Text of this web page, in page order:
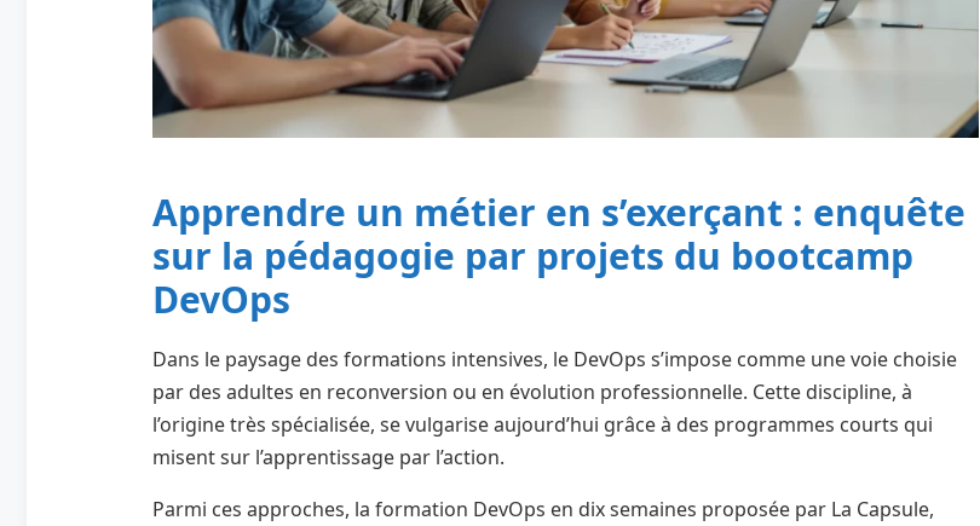
Apprendre un métier en s’exerçant : enquête
sur la pédagogie par projets du bootcamp
DevOps
Dans le paysage des formations intensives, le DevOps s’impose comme une voie choisie
par des adultes en reconversion ou en évolution professionnelle. Cette discipline, à
l’origine très spécialisée, se vulgarise aujourd’hui grâce à des programmes courts qui
misent sur l’apprentissage par l’action.
Parmi ces approches, la formation DevOps en dix semaines proposée par La Capsule,